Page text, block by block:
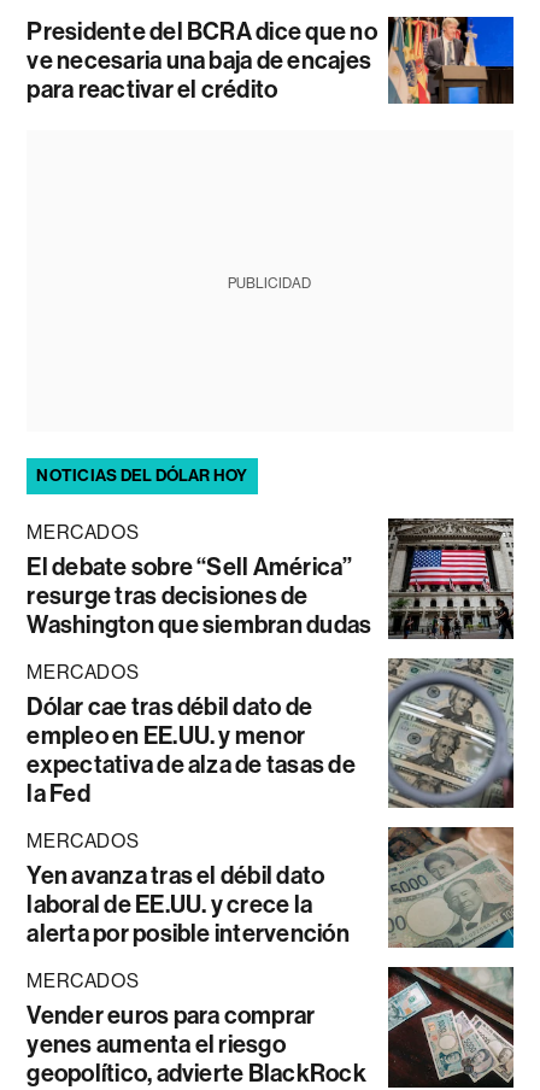
Presidente del BCRA dice que no
ve necesaria una baja de encajes
para reactivar el crédito
PUBLICIDAD
NOTICIAS DEL DÓLAR HOY
MERCADOS
El debate sobre “Sell América”
resurge tras decisiones de
Washington que siembran dudas
MERCADOS
Dólar cae tras débil dato de
empleo en EE.UU. y menor
expectativa de alza de tasas de
la Fed
MERCADOS
Yen avanza tras el débil dato
laboral de EE.UU. y crece la
alerta por posible intervención
MERCADOS
Vender euros para comprar
yenes aumenta el riesgo
geopolítico, advierte BlackRock